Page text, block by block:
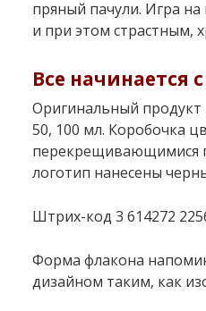
пряный пачули. Игра
и при этом страстным,
Все начинается
Оригинальный
50, 100 мл. Коробочка
перекрещивающимися
логотип нанесены
Штрих-код 3 614272
Форма флакона
дизайном таким, как